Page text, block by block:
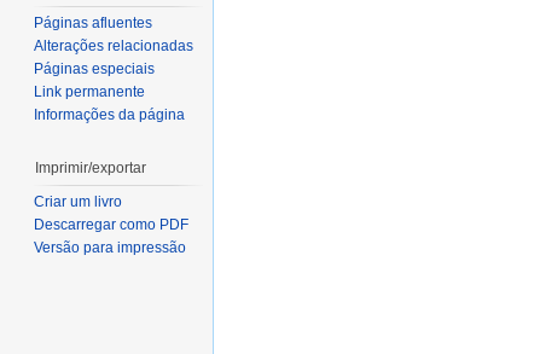
Páginas afluentes
Alterações relacionadas
Páginas especiais
Link permanente
Informações da página
Imprimir/exportar
Criar um livro
Descarregar como PDF
Versão para impressão